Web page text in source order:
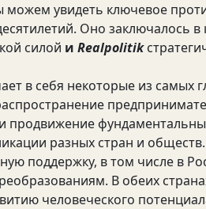
можем увидеть ключевое
Оно заключалось в
силой и Realpolitik
в себя некоторые из самых
продвижение
разных стран и
поддержку, в том числе в
В обеих
человеческого